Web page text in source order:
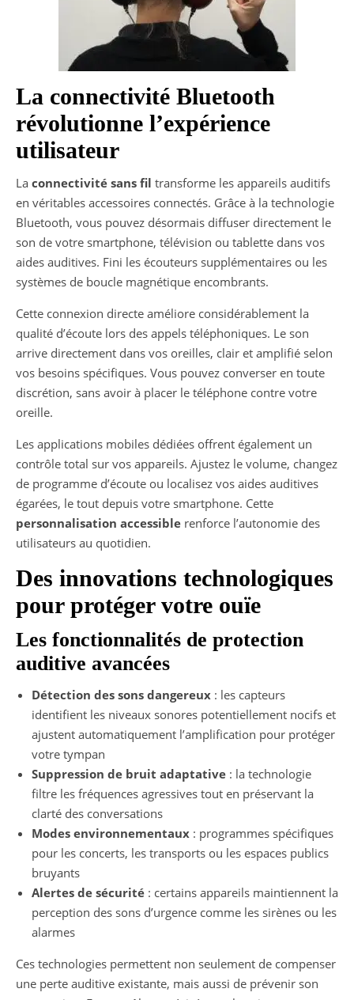
La connectivité Bluetooth
révolutionne l’expérience
utilisateur
La connectivité sans fil transforme les appareils auditifs
en véritables accessoires connectés. Grâce à la technologie
Bluetooth, vous pouvez désormais diffuser directement le
son de votre smartphone, télévision ou tablette dans vos
aides auditives. Fini les écouteurs supplémentaires ou les
systèmes de boucle magnétique encombrants.
Cette connexion directe améliore considérablement la
qualité d’écoute lors des appels téléphoniques. Le son
arrive directement dans vos oreilles, clair et amplifié selon
vos besoins spécifiques. Vous pouvez converser en toute
discrétion, sans avoir à placer le téléphone contre votre
oreille.
Les applications mobiles dédiées offrent également un
contrôle total sur vos appareils. Ajustez le volume, changez
de programme d’écoute ou localisez vos aides auditives
égarées, le tout depuis votre smartphone. Cette
personnalisation accessible renforce l’autonomie des
utilisateurs au quotidien.
Des innovations technologiques
pour protéger votre ouïe
Les fonctionnalités de protection
auditive avancées
Détection des sons dangereux : les capteurs
identifient les niveaux sonores potentiellement nocifs et
ajustent automatiquement l’amplification pour protéger
votre tympan
Suppression de bruit adaptative : la technologie
filtre les fréquences agressives tout en préservant la
clarté des conversations
Modes environnementaux : programmes spécifiques
pour les concerts, les transports ou les espaces publics
bruyants
Alertes de sécurité : certains appareils maintiennent la
perception des sons d’urgence comme les sirènes ou les
alarmes
Ces technologies permettent non seulement de compenser
une perte auditive existante, mais aussi de prévenir son